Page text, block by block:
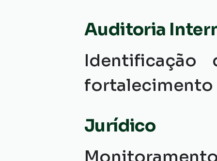
Auditoria
Identificação
fortalecimento
Jurídico